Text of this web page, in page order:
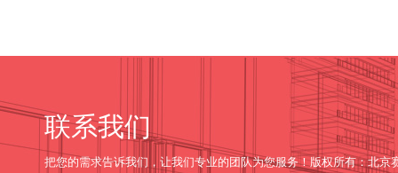
联系我们
把您的需求告诉我们，让我们专业的团队为您服务！版权所有：北京